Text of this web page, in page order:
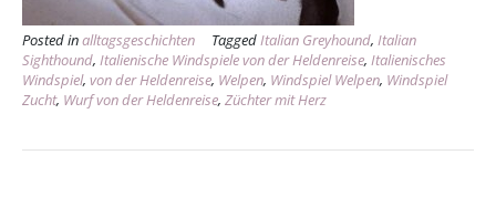
Posted inalltagsgeschichten TaggedItalian Greyhound, Italian
Sighthound, Italienische Windspiele von der Heldenreise, Italienisches
Windspiel, von der Heldenreise, Welpen, Windspiel Welpen, Windspiel
Zucht, Wurf von der Heldenreise, Züchter mit Herz